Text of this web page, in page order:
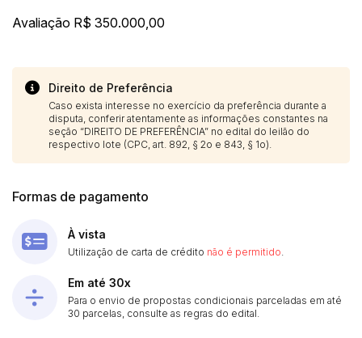
Avaliação R$ 350.000,00
Direito de Preferência
Caso exista interesse no exercício da preferência durante a
disputa, conferir atentamente as informações constantes na
seção “DIREITO DE PREFERÊNCIA” no edital do leilão do
respectivo lote (CPC, art. 892, § 2o e 843, § 1o).
Formas de pagamento
À vista
Utilização de carta de crédito não é permitido
Em até 30x
Para o envio de propostas condicionais parceladas em até
30 parcelas, consulte as regras do edital.